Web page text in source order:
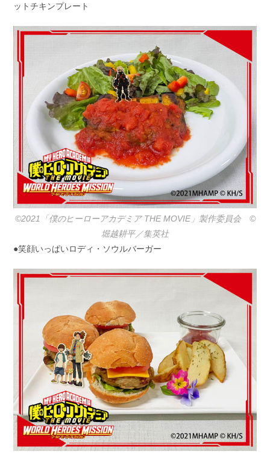
ットチキンプレート
©2021「僕のヒーローアカデミア THE MOVIE」製作委員会 ©️
堀越耕平／集英社
●笑顔いっぱいロディ・ソウルバーガー